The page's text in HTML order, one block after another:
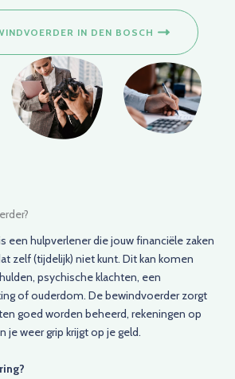
IN DEN BOSCH
een hulpverlener die jouw financiële zaken
zelf (tijdelijk) niet kunt. Dit kan komen
psychische klachten, een
of ouderdom. De bewindvoerder zorgt
goed worden beheerd, rekeningen op
je weer grip krijgt op je geld.